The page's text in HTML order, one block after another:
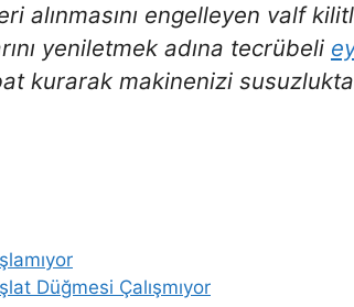
alınmasını engelleyen valf
yeniletmek adına tecrübeli
kurarak makinenizi
Düğmesi Çalışmıyor